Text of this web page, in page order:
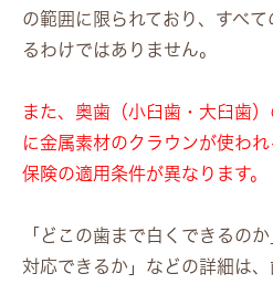
の範囲に限られており、すべ
るわけではありません。
また、奥歯（小臼歯・大臼歯
に金属素材のクラウンが使わ
保険の適用条件が異なります。
「どこの歯まで白くできるの
対応できるか」などの詳細は